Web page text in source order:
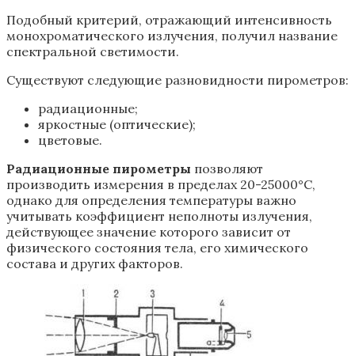
Подобный критерий, отражающий интенсивность
монохроматического излучения, получил название
спектральной светимости.
Существуют следующие разновидности пирометров:
радиационные;
яркостные (оптические);
цветовые.
Радиационные пирометры позволяют
производить измерения в пределах 20-25000°С,
однако для определения температуры важно
учитывать коэффициент неполноты излучения,
действующее значение которого зависит от
физического состояния тела, его химического
состава и других факторов.